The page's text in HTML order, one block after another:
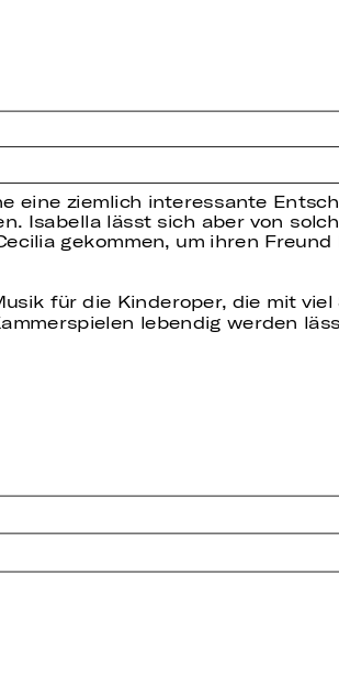
eine ziemlich interessante
Isabella lässt sich aber von
gekommen, um ihren
für die Kinderoper, die mit
lebendig werden